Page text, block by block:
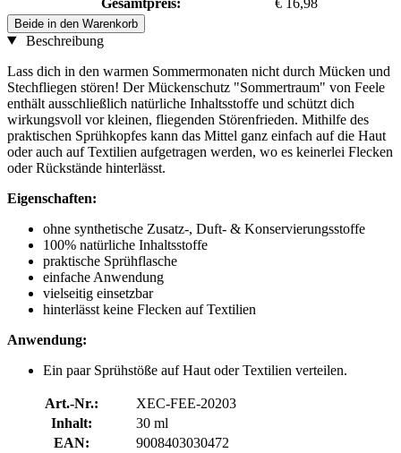
Beide in den Warenkorb
Beschreibung
Lass dich in den warmen Sommermonaten nicht durch Mücken und
Stechfliegen stören! Der Mückenschutz "Sommertraum" von Feele
enthält ausschließlich natürliche Inhaltsstoffe und schützt dich
wirkungsvoll vor kleinen, fliegenden Störenfrieden. Mithilfe des
praktischen Sprühkopfes kann das Mittel ganz einfach auf die Haut
oder auch auf Textilien aufgetragen werden, wo es keinerlei Flecken
oder Rückstände hinterlässt.
Eigenschaften:
ohne synthetische Zusatz-, Duft- & Konservierungsstoffe
100% natürliche Inhaltsstoffe
praktische Sprühflasche
einfache Anwendung
vielseitig einsetzbar
hinterlässt keine Flecken auf Textilien
Anwendung:
Ein paar Sprühstöße auf Haut oder Textilien verteilen.
Art.-Nr.:
XEC-FEE-20203
Inhalt:
30 ml
EAN:
9008403030472